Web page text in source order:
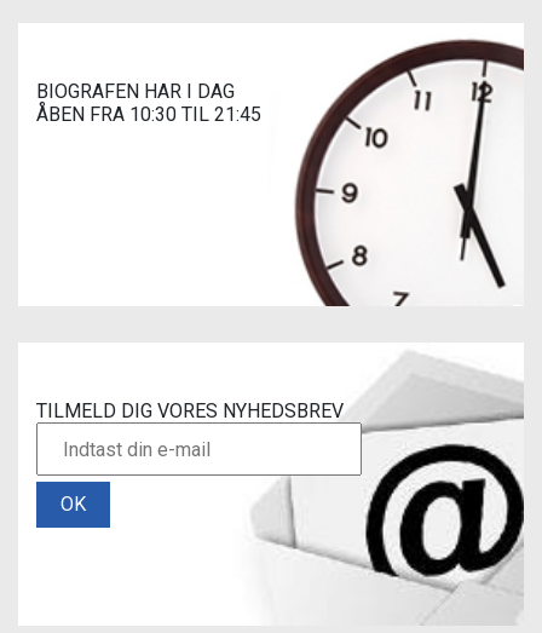
BIOGRAFEN HAR I DAG
ÅBEN FRA 10:30 TIL 21:45
TILMELD DIG VORES NYHEDSBREV
OK